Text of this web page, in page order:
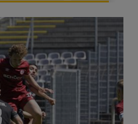
Bahnhof und klare Ansage